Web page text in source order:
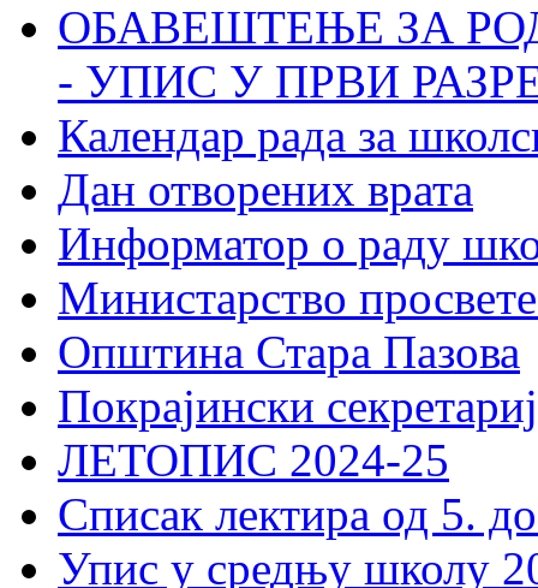
ОБАВЕШТЕЊЕ ЗА
- УПИС У ПРВИ
Календар рада за
Дан отворених врата
Информатор о раду
Министарство
Општина Стара Пазова
Покрајински
ЛЕТОПИС 2024-25
Списак лектира од 5.
Упис у средњу школу